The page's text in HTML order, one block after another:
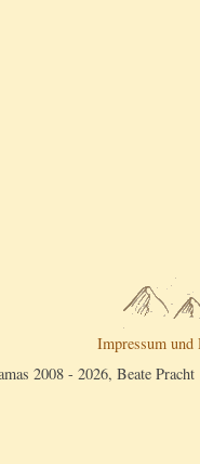
Impressum und
2008 - 2026, Beate Pracht